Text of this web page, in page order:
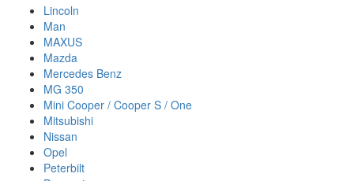
Lincoln
Man
MAXUS
Mazda
Mercedes Benz
MG 350
Mini Cooper / Cooper S / One
Mitsubishi
Nissan
Opel
Peterbilt